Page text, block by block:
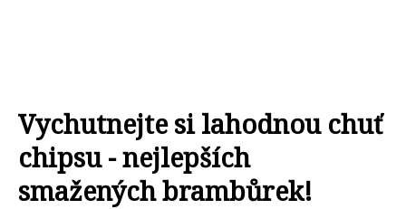
Vychutnejte si lahodnou chuť
chipsu - nejlepších
smažených brambůrek!